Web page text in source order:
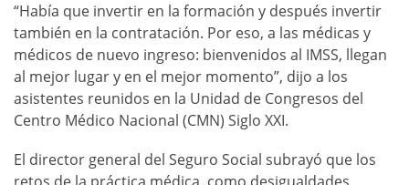
“Había que invertir en la formación y después invertir
también en la contratación. Por eso, a las médicas y
médicos de nuevo ingreso: bienvenidos al IMSS, llegan
al mejor lugar y en el mejor momento”, dijo a los
asistentes reunidos en la Unidad de Congresos del
Centro Médico Nacional (CMN) Siglo XXI.
El director general del Seguro Social subrayó que los